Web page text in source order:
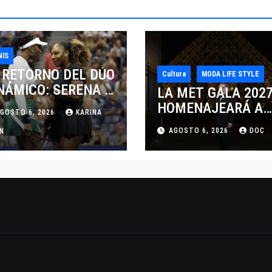
DEL DÚO
SERENA Y
WILLIAMS
LOS
EN
2026
6, 2026 KARINA
Cultura MODA LIFE STYLE
LA MET GALA
HOMENAJEARÁ A
JOHN GALLIANO
MARCANDO EL
REGRESO DEL REY
AGOSTO 6, 2026 DOC